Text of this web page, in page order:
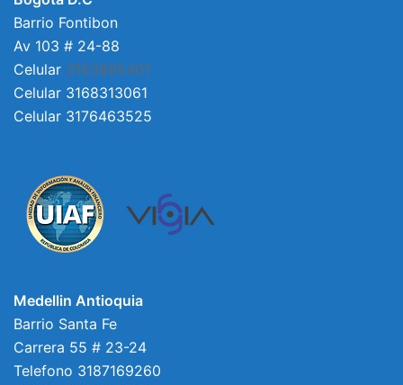
Barrio Fontibon
Av 103 # 24-88
Celular 3163895401
Celular 3168313061
Celular 3176463525
Medellin Antioquia
Barrio Santa Fe
Carrera 55 # 23-24
Telefono 3187169260